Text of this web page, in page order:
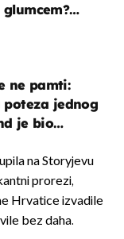
ne pamti:
poteza jednog
je bio
na Storyjevu
prorezi,
Hrvatice izvadile
bez daha.